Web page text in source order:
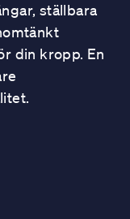
ställbara
din kropp. En